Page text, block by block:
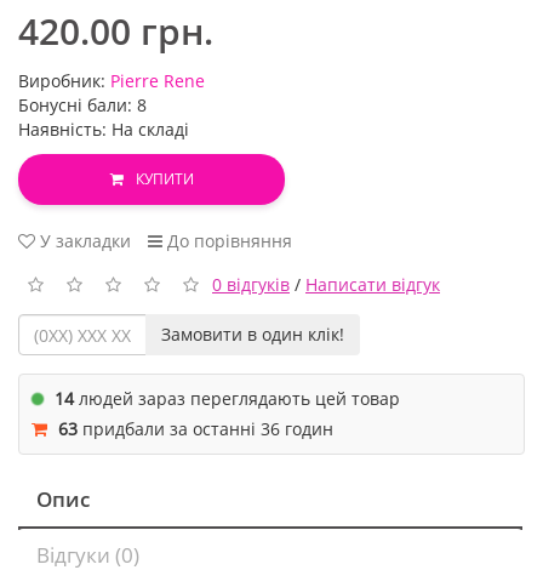
420.00 грн.
Виробник: Pierre Rene
Бонусні бали: 8
Наявність: На складі
КУПИТИ
У закладки
До порівняння
0 відгуків / Написати відгук
Замовити в один клік!
14людей зараз переглядають цей товар
63 придбали за останні 36 годин
Опис
Відгуки (0)